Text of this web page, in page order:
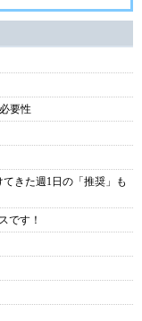
要性
きた週1日の「推奨」も
です！